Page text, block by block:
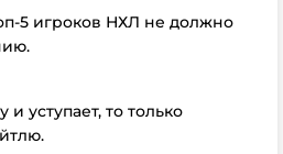
5 игроков НХЛ не должно
уступает, то только